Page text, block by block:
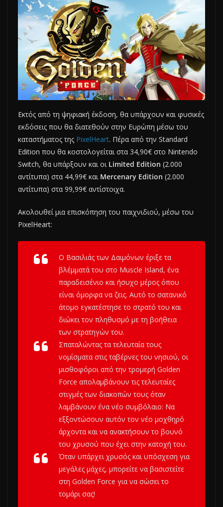
Εκτός από τη ψηφιακή έκδοση, θα υπάρχουν και φυσικές
εκδόσεις που θα διατεθούν στην Ευρώπη μέσω του
καταστήματος της PixelHeart. Πέρα από την Standard
Edition που θα κοστολογείται στα 34,90€ στο Nintendo
Switch, θα υπάρξουν και οι Limited Edition (2.000
αντίτυπα) στα 44,99€ και Mercenary Edition (2.000
αντίτυπα) στα 99,99€ αντίστοιχα.
Ακολουθεί μια επισκόπηση του παιχνιδιού, μέσω του
PixelHeart:
Ο Βασιλιάς των Δαιμόνων έριξε τα
βλέμματά του στο Muscle Island, ένα
παραδεισένιο και ήσυχο μέρος όπου
είναι όμορφα να ζεις. Αυτό το σατανικό
άτομο εγκατέστησε το στρατό του και
διώκει τον πληθυσμό με τη βοήθεια
των στρατηγών του.
Σπαταλώντας τα τελευταία τους
νομίσματα στις ταβέρνες του νησιού, οι
μισθοφόροι από την τρομερή Golden
Force απολαμβάνουν τις τελευταίες
στιγμές των διακοπών τους όταν
λαμβάνουν ένα νέο συμβόλαιο: Να
εξξοντώσουν αυτόν τον νέο μοχθηρό
άρχοντα και να ανακτήσουν το βουνό
του χρυσού που έχει στην κατοχή του.
Όταν υπάρχει χρυσός και υπόσχεση για
μεγάλες μάχες, μπορείτε να βασιστείτε
στη Golden Force για να σώσει το
τομάρι σας!